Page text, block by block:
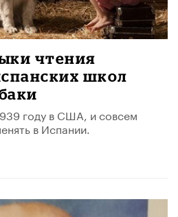
чтения
школ
году в США, и совсем
в Испании.